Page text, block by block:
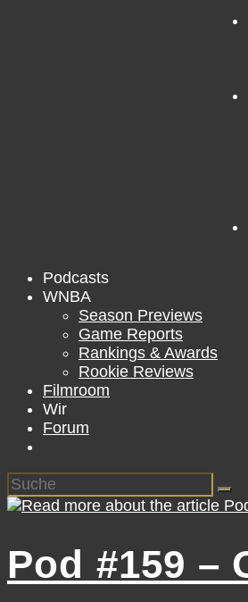
Podcasts
WNBA
Season Previews
Game Reports
Rankings & Awards
Rookie Reviews
Filmroom
Wir
Forum
Pod #159 –